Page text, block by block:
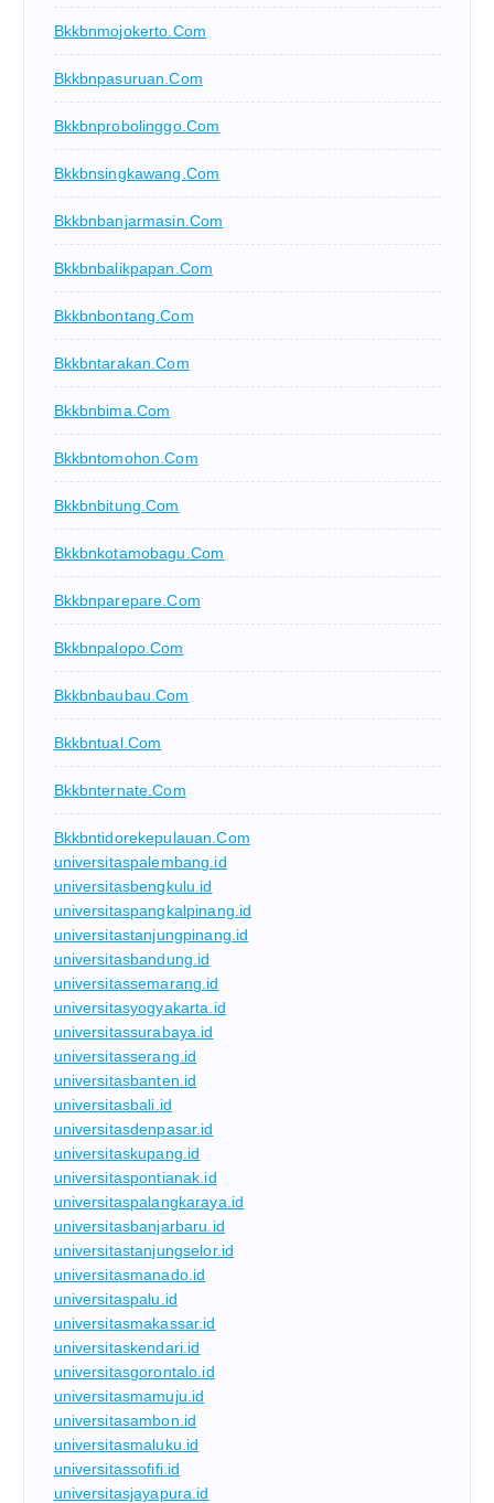
Bkkbnmojokerto.com
Bkkbnpasuruan.com
Bkkbnprobolinggo.com
Bkkbnsingkawang.com
Bkkbnbanjarmasin.com
Bkkbnbalikpapan.com
Bkkbnbontang.com
Bkkbntarakan.com
Bkkbnbima.com
Bkkbntomohon.com
Bkkbnbitung.com
Bkkbnkotamobagu.com
Bkkbnparepare.com
Bkkbnpalopo.com
Bkkbnbaubau.com
Bkkbntual.com
Bkkbnternate.com
Bkkbntidorekepulauan.com
universitaspalembang.id
universitasbengkulu.id
universitaspangkalpinang.id
universitastanjungpinang.id
universitasbandung.id
universitassemarang.id
universitasyogyakarta.id
universitassurabaya.id
universitasserang.id
universitasbanten.id
universitasbali.id
universitasdenpasar.id
universitaskupang.id
universitaspontianak.id
universitaspalangkaraya.id
universitasbanjarbaru.id
universitastanjungselor.id
universitasmanado.id
universitaspalu.id
universitasmakassar.id
universitaskendari.id
universitasgorontalo.id
universitasmamuju.id
universitasambon.id
universitasmaluku.id
universitassofifi.id
universitasjayapura.id